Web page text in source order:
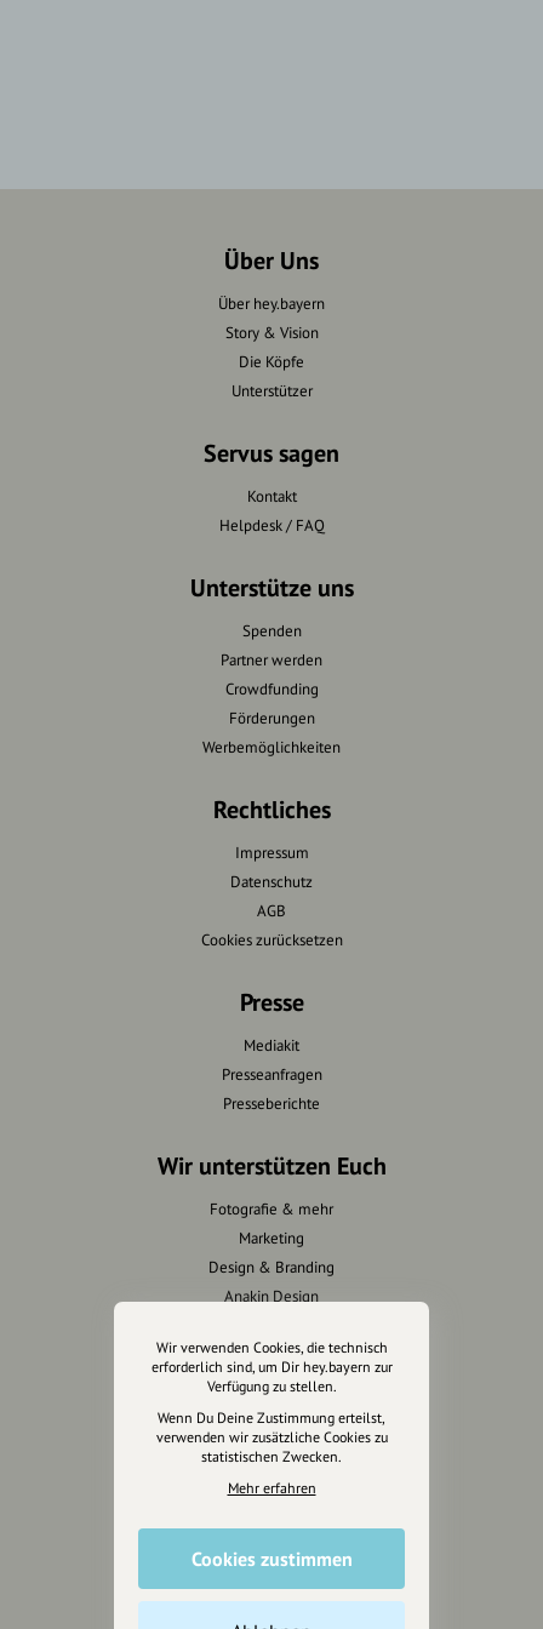
Über Uns
Über hey.bayern
Story & Vision
Die Köpfe
Unterstützer
Servus sagen
Kontakt
Helpdesk / FAQ
Unterstütze uns
Spenden
Partner werden
Crowdfunding
Förderungen
Werbemöglichkeiten
Rechtliches
Impressum
Datenschutz
AGB
Cookies zurücksetzen
Presse
Mediakit
Presseanfragen
Presseberichte
Wir unterstützen Euch
Fotografie & mehr
Marketing
Design & Branding
Anakin Design
Unterstütze
unsere Plattform
hey.bayern ist ein Projekt von
für alle, die uns besuchen
wollen.
Wir verwenden Cookies, die technisch
erforderlich sind, um Dir hey.bayern zur
Verfügung zu stellen.
Wenn Du Deine Zustimmung erteilst,
verwenden wir zusätzliche Cookies zu
statistischen Zwecken.
Mehr erfahren
Cookies zustimmen